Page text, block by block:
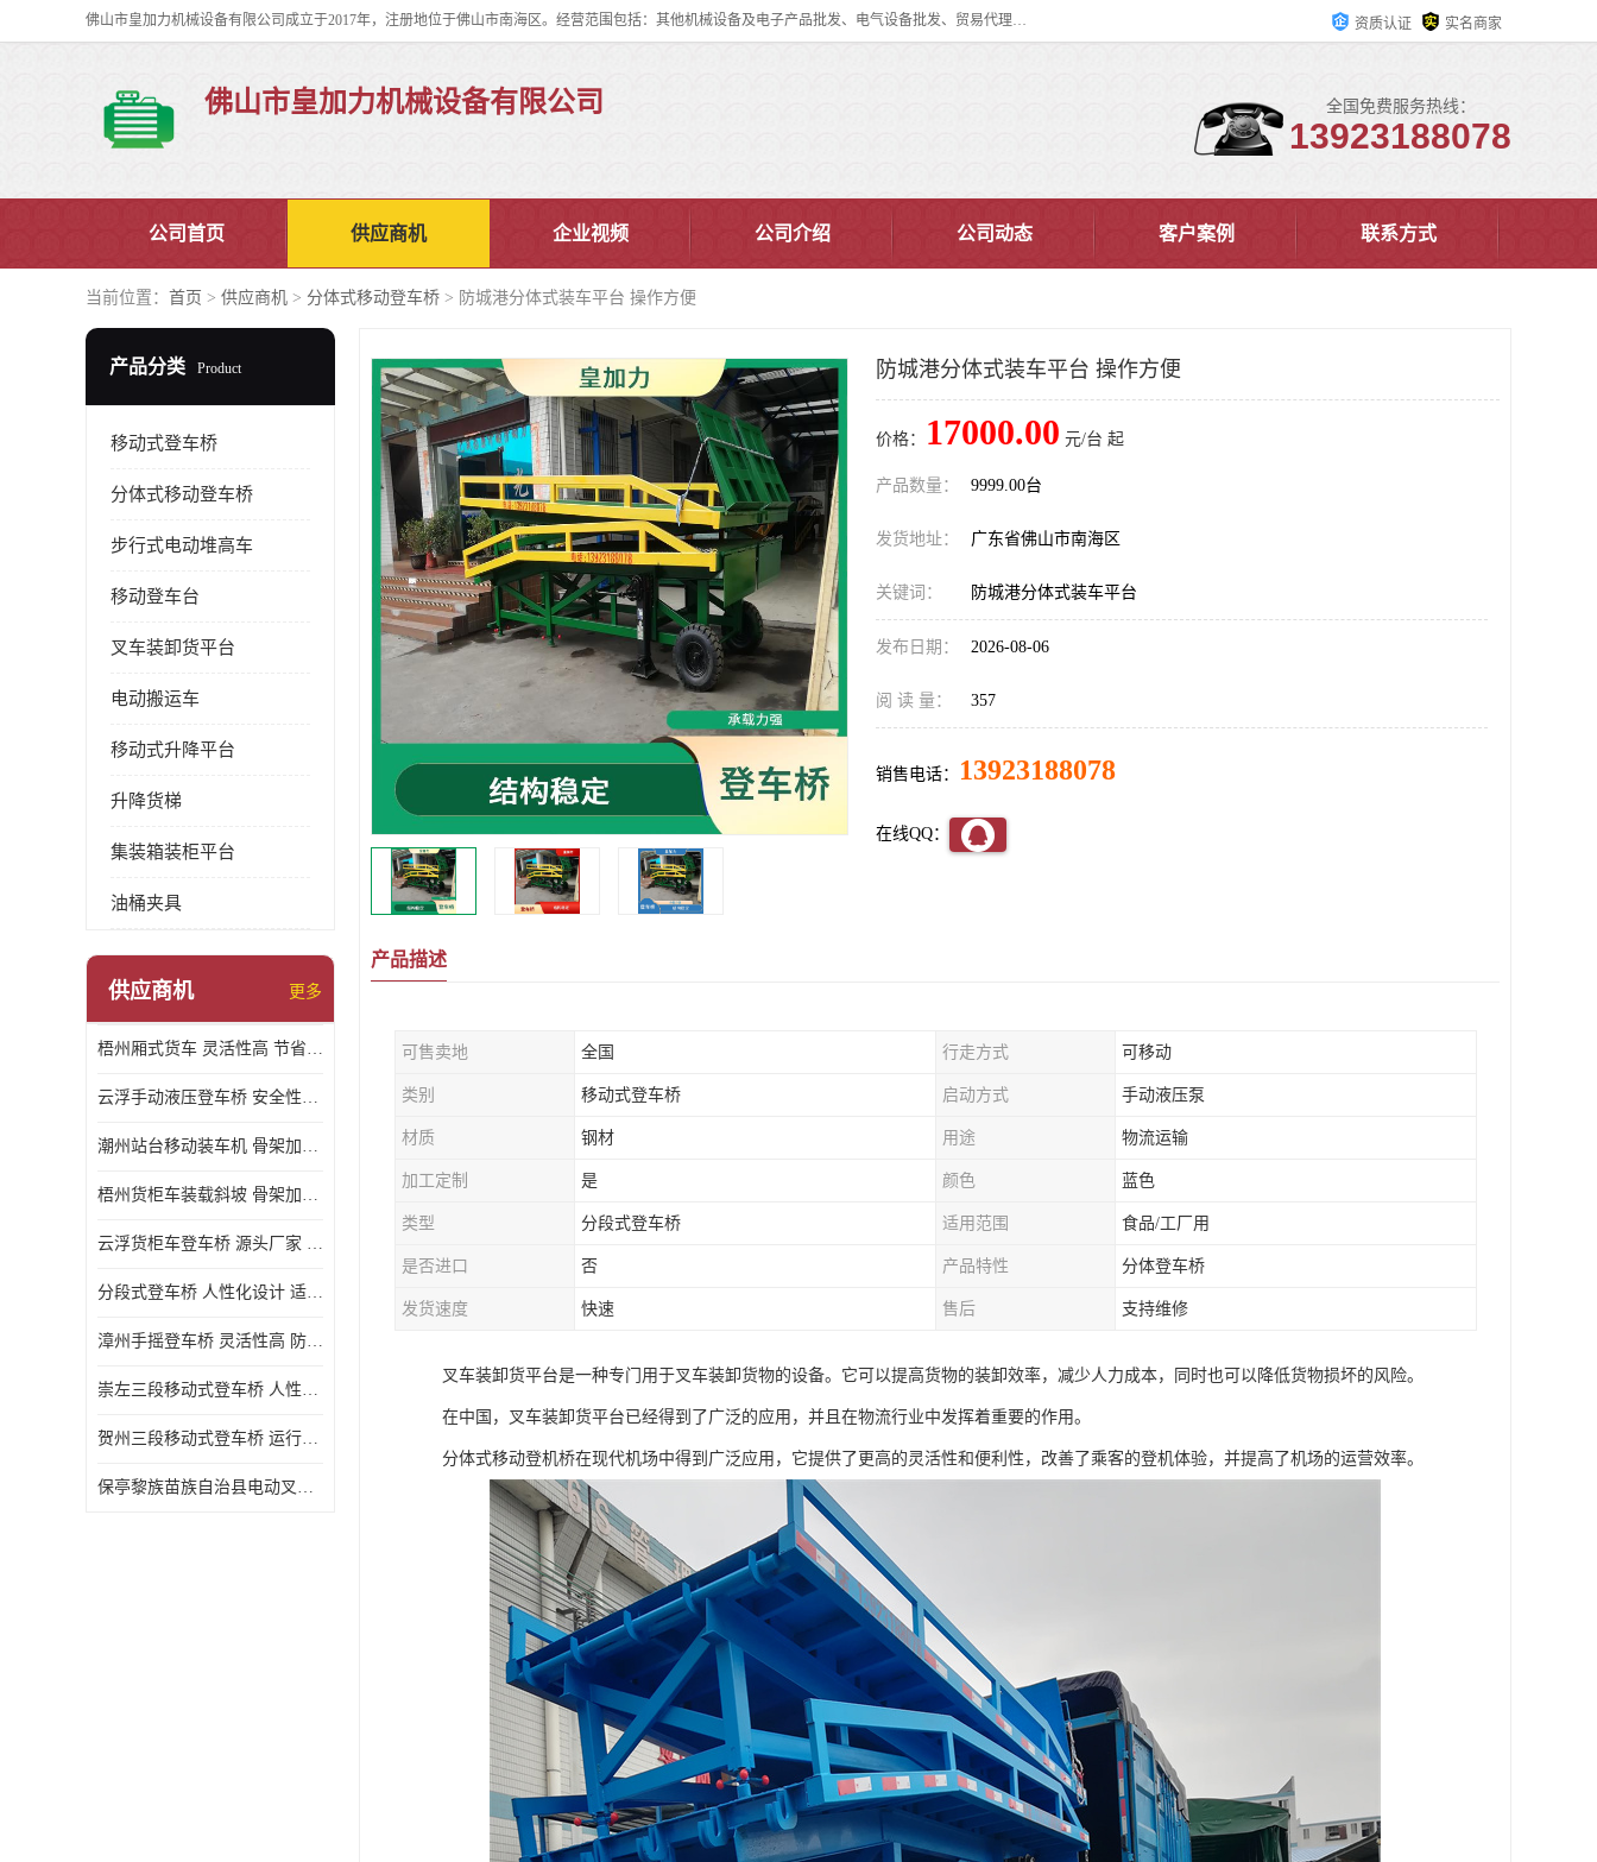
佛山市皇加力机械设备有限公司成立于2017年，注册地位于佛山市南海区。经营范围包括：其他机械设备及电子产品批发、电气设备批发、贸易代理、五金产品批发等；主要产品有：移动式登车桥、叉车装卸货平台、移动式升降机、升降货梯、油桶夹具、电动堆高车。 资质认证 实名商家
佛山市皇加力机械设备有限公司 全国免费服务热线：
13923188078
公司首页 供应商机 企业视频 公司介绍 公司动态 客户案例 联系方式
当前位置： 首页 > 供应商机 > 分体式移动登车桥 > 防城港分体式装车平台 操作方便
产品分类 Product
移动式登车桥
分体式移动登车桥
步行式电动堆高车
移动登车台
叉车装卸货平台
电动搬运车
移动式升降平台
升降货梯
集装箱装柜平台
油桶夹具
供应商机 更多
梧州厢式货车 灵活性高 节省空间
云浮手动液压登车桥 安全性较高 节省空间
潮州站台移动装车机 骨架加密 承载更强 皇加力机械设备厂
梧州货柜车装载斜坡 骨架加密 承载更强 皇加力机械设备厂
云浮货柜车登车桥 源头厂家 提高装卸作业效率
分段式登车桥 人性化设计 适用性广
漳州手摇登车桥 灵活性高 防滑性能好
崇左三段移动式登车桥 人性化设计 防滑性能好
贺州三段移动式登车桥 运行可靠 防滑性能好
保亭黎族苗族自治县电动叉车 性能稳定 运行平稳
防城港分体式装车平台 操作方便
价格： 17000.00 元/台 起
产品数量： 9999.00台
发货地址： 广东省佛山市南海区
关键词： 防城港分体式装车平台
发布日期： 2026-08-06
阅 读 量： 357
销售电话： 13923188078
在线QQ：
产品描述
可售卖地 全国 行走方式 可移动
类别 移动式登车桥 启动方式 手动液压泵
材质 钢材 用途 物流运输
加工定制 是 颜色 蓝色
类型 分段式登车桥 适用范围 食品/工厂用
是否进口 否 产品特性 分体登车桥
发货速度 快速 售后 支持维修
叉车装卸货平台是一种专门用于叉车装卸货物的设备。它可以提高货物的装卸效率，减少人力成本，同时也可以降低货物损坏的风险。
在中国，叉车装卸货平台已经得到了广泛的应用，并且在物流行业中发挥着重要的作用。
分体式移动登机桥在现代机场中得到广泛应用，它提供了更高的灵活性和便利性，改善了乘客的登机体验，并提高了机场的运营效率。